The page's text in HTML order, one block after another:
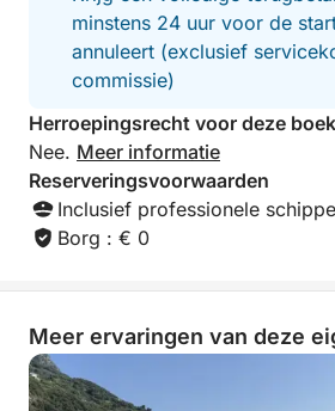
en onvergetelijke herinneringen
familie en vrienden!
minstens 24 uur voor de
annuleert (exclusief
commissie)
Herroepingsrecht voor deze
Nee. Meer informatie
Reserveringsvoorwaarden
Inclusief professionele
Borg : € 0
Meer ervaringen van deze